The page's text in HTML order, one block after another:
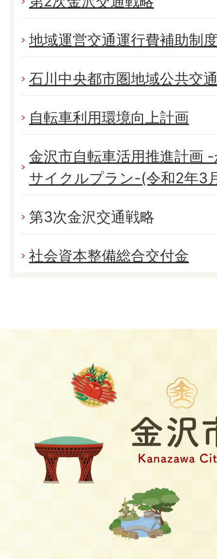
地域運営交通運行費補助制
石川中央都市圏地域公共交
自転車利用環境向上計画
金沢市自転車活用推進計画
サイクルプラン-(令和2年3
第3次金沢交通戦略
社会資本整備総合交付金